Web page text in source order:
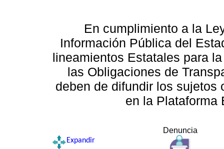
En cumplimiento a la
Información Pública del
lineamientos Estatales para
las Obligaciones de
deben de difundir los sujetos
en la Plataforma
Denuncia
Expandir